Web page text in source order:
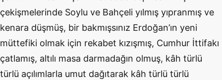
çekişmelerinde Soylu ve Bahçeli yılmış yıpranmış ve
kenara düşmüş, bir bakmışsınız Erdoğan’ın yeni
müttefiki olmak için rekabet kızışmış, Cumhur İttifakı
çatlamış, altılı masa darmadağın olmuş, kâh türlü
türlü açılımlarla umut dağıtarak kâh türlü türlü